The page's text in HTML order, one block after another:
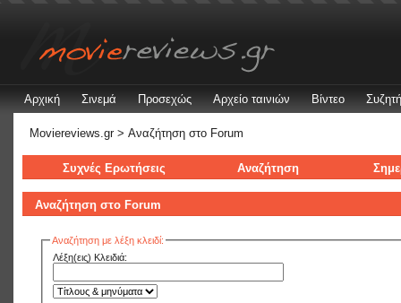
Αρχική Σινεμά Προσεχώς Αρχείο ταινιών Βίντεο
Moviereviews.gr > Αναζήτηση στo Forum
Συχνές Ερωτήσεις Αναζήτηση
Αναζήτηση στo Forum
Αναζήτηση με λέξη κλειδί:
Λέξη(εις) Κλειδιά: